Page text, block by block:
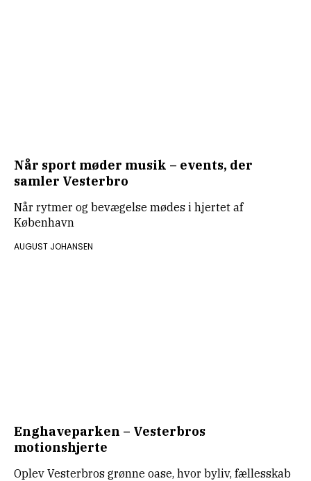
Når sport møder musik – events, der
samler Vesterbro
Når rytmer og bevægelse mødes i hjertet af
København
AUGUST JOHANSEN
Enghaveparken – Vesterbros
motionshjerte
Oplev Vesterbros grønne oase, hvor byliv, fællesskab